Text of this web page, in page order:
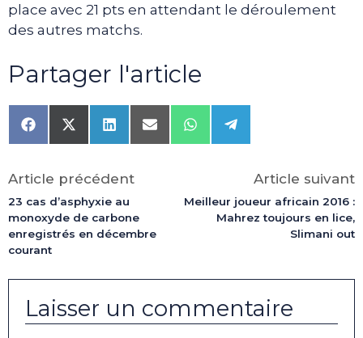
place avec 21 pts en attendant le déroulement
des autres matchs.
Partager l'article
Share
on
Share
on
(Twitter)
Share
on
Share
on
Share
on
Share
on
Article précédent
23 cas d’asphyxie au
monoxyde de carbone
enregistrés en décembre
courant
Article suivant
Meilleur joueur africain 2016 :
Mahrez toujours en lice,
Slimani out
Laisser un commentaire